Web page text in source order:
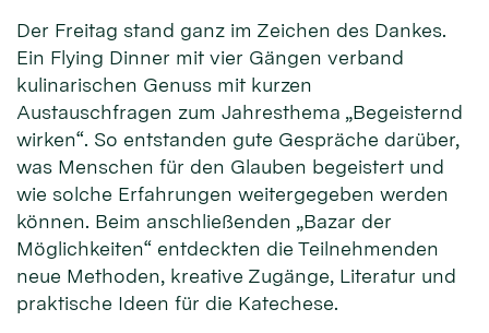
Der Freitag stand ganz im Zeichen des Dankes.
Ein Flying Dinner mit vier Gängen verband
kulinarischen Genuss mit kurzen
Austauschfragen zum Jahresthema „Begeisternd
wirken“. So entstanden gute Gespräche darüber,
was Menschen für den Glauben begeistert und
wie solche Erfahrungen weitergegeben werden
können. Beim anschließenden „Bazar der
Möglichkeiten“ entdeckten die Teilnehmenden
neue Methoden, kreative Zugänge, Literatur und
praktische Ideen für die Katechese.